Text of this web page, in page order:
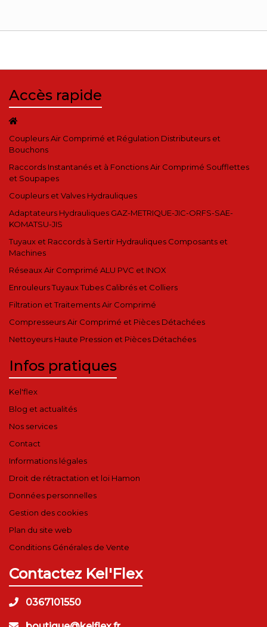
- OVH (www.ovh.com) en tant qu'hébergeur
concernant les données que nous détenons
sur vous vous disposez des droits suivants :
- droit de rectification (article 16 du RGPD)
- droit d’effacement (article 17 du RGPD)
- droit à la limitation du traitement (article 18
du RGPD)
- droit de notification des = rectifications,
- droit à la portabilité des données (article 20
- droit d’opposition (article 21 du RGPD)
(article 22 du RGPD)
Vous pouvez exercer ces droit en contactant :
Vincent KELLER
4, rue artisanale
67310 Wasselonne
boutique@kelflex.fr
0367101550
Accès rapide
Coupleurs Air Comprimé et Régulation Distributeurs et
Bouchons
Raccords Instantanés et à Fonctions Air Comprimé Soufflettes
et Soupapes
Coupleurs et Valves Hydrauliques
Adaptateurs Hydrauliques GAZ-METRIQUE-JIC-ORFS-SAE-
KOMATSU-JIS
Tuyaux et Raccords à Sertir Hydrauliques Composants et
Machines
Réseaux Air Comprimé ALU PVC et INOX
Enrouleurs Tuyaux Tubes Calibrés et Colliers
Filtration et Traitements Air Comprimé
Compresseurs Air Comprimé et Pièces Détachées
Nettoyeurs Haute Pression et Pièces Détachées
Infos pratiques
Kel'flex
Blog et actualités
Nos services
Contact
Informations légales
Droit de rétractation et loi Hamon
Données personnelles
Gestion des cookies
Plan du site web
Conditions Générales de Vente
Contactez Kel'Flex
0367101550